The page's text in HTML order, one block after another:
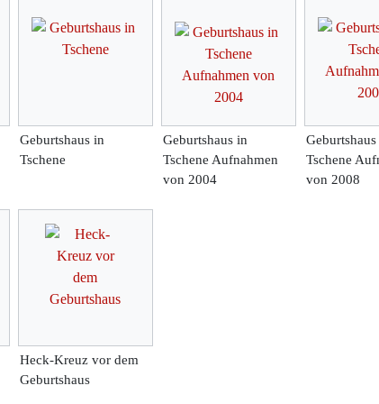
Geburtshaus in
Tschene
Geburtshaus in
Tschene Aufnahmen
von 2004
Tschene
von 2008
Heck-Kreuz vor dem
Geburtshaus